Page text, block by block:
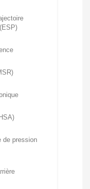
de pression